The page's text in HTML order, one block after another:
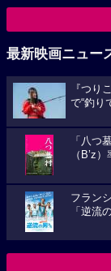
最新映画ニュー
『つり
で“釣り
「八つ
（B’z
フラン
「逆流